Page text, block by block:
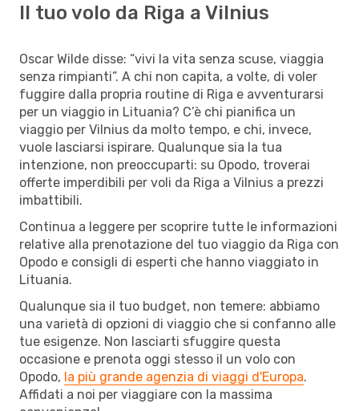
Il tuo volo da Riga a Vilnius
Oscar Wilde disse: “vivi la vita senza scuse, viaggia
senza rimpianti”. A chi non capita, a volte, di voler
fuggire dalla propria routine di Riga e avventurarsi
per un viaggio in Lituania? C’è chi pianifica un
viaggio per Vilnius da molto tempo, e chi, invece,
vuole lasciarsi ispirare. Qualunque sia la tua
intenzione, non preoccuparti: su Opodo, troverai
offerte imperdibili per voli da Riga a Vilnius a prezzi
imbattibili.
Continua a leggere per scoprire tutte le informazioni
relative alla prenotazione del tuo viaggio da Riga con
Opodo e consigli di esperti che hanno viaggiato in
Lituania.
Qualunque sia il tuo budget, non temere: abbiamo
una varietà di opzioni di viaggio che si confanno alle
tue esigenze. Non lasciarti sfuggire questa
occasione e prenota oggi stesso il un volo con
Opodo, la più grande agenzia di viaggi d'Europa.
Affidati a noi per viaggiare con la massima